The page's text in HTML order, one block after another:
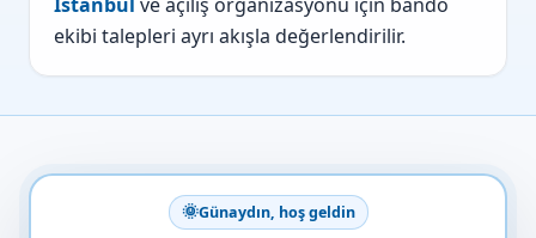
ekibi talepleri ayrı akışla değerlendirilir.
🌞Günaydın, hoş geldin